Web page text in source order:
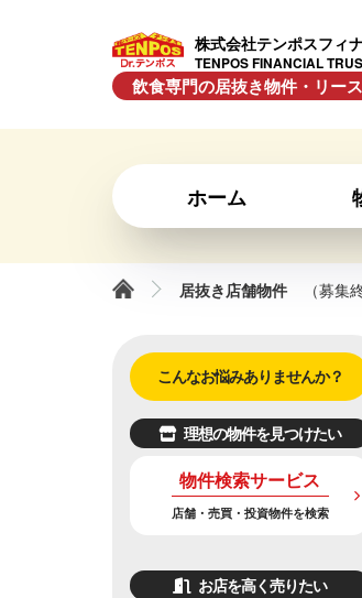
株式会社テンポスフィ
TENPOS FINANCIAL
飲食専門の居抜き物件・リー
ホーム
居抜き店舗物件 （募
こんなお悩みありませんか？
理想の物件を見つけたい
物件検索サービス
店舗・売買・投資物件を検索
お店を高く売りたい